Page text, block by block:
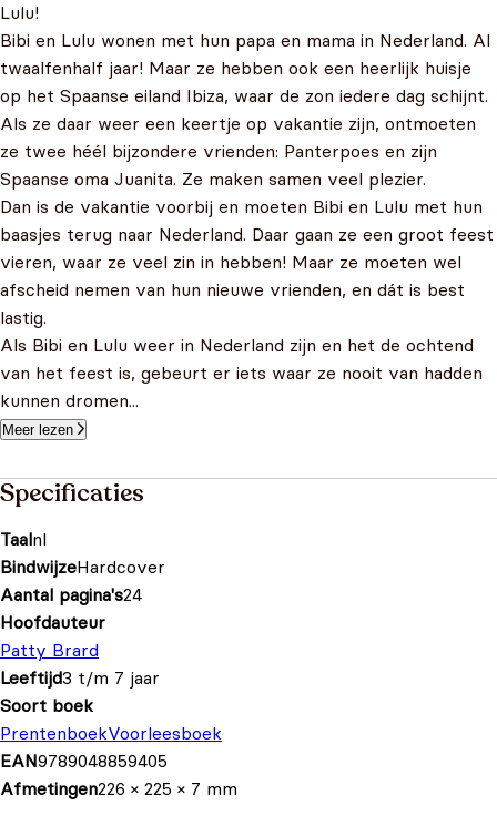
Lulu!
Bibi en Lulu wonen met hun papa en mama in Nederland. Al
twaalfenhalf jaar! Maar ze hebben ook een heerlijk huisje
op het Spaanse eiland Ibiza, waar de zon iedere dag schijnt.
Als ze daar weer een keertje op vakantie zijn, ontmoeten
ze twee héél bijzondere vrienden: Panterpoes en zijn
Spaanse oma Juanita. Ze maken samen veel plezier.
Dan is de vakantie voorbij en moeten Bibi en Lulu met hun
baasjes terug naar Nederland. Daar gaan ze een groot feest
vieren, waar ze veel zin in hebben! Maar ze moeten wel
afscheid nemen van hun nieuwe vrienden, en dát is best
lastig.
Als Bibi en Lulu weer in Nederland zijn en het de ochtend
van het feest is, gebeurt er iets waar ze nooit van hadden
kunnen dromen...
Meer lezen
Specificaties
Taalnl
BindwijzeHardcover
Aantal pagina's24
Hoofdauteur
Patty Brard
Leeftijd3 t/m 7 jaar
Soort boek
PrentenboekVoorleesboek
EAN9789048859405
Afmetingen226 × 225 × 7 mm